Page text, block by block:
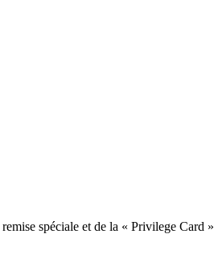
spéciale et de la « Privilege Card